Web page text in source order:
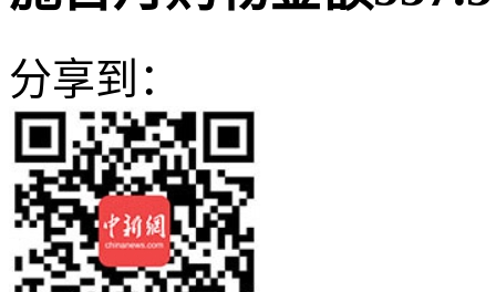
分享到：